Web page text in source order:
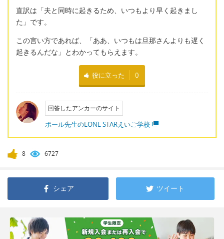
直訳は「夫と同時に起きるため、いつもより早く起きまし
た」です。
この言い方であれば、「ああ、いつもは旦那さんよりも遅く
起きるんだな」とわかってもらえます。
役に立った 0
回答したアンカーのサイト
ポール先生のLONE STARえいご学校
8 6727
シェア ツイート